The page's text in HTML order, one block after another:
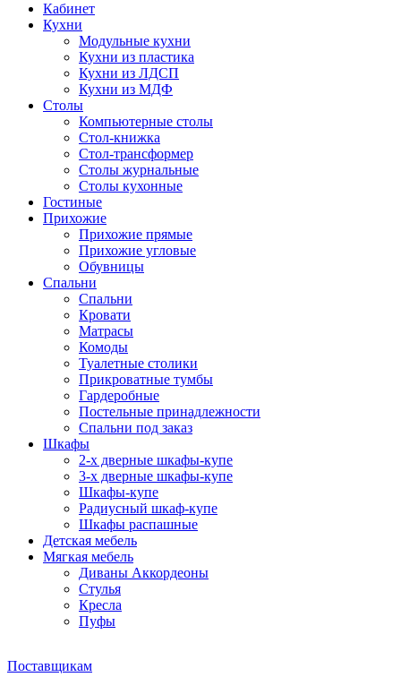
Кабинет
Кухни
Модульные кухни
Кухни из пластика
Кухни из ЛДСП
Кухни из МДФ
Столы
Компьютерные столы
Стол-книжка
Стол-трансформер
Столы журнальные
Столы кухонные
Гостиные
Прихожие
Прихожие прямые
Прихожие угловые
Обувницы
Спальни
Спальни
Кровати
Матрасы
Комоды
Туалетные столики
Прикроватные тумбы
Гардеробные
Постельные принадлежности
Спальни под заказ
Шкафы
2-х дверные шкафы-купе
3-х дверные шкафы-купе
Шкафы-купе
Радиусный шкаф-купе
Шкафы распашные
Детская мебель
Мягкая мебель
Диваны Аккордеоны
Стулья
Кресла
Пуфы
Поставщикам